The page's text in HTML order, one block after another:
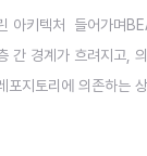
아키텍처 들어가며
간 경계가 흐려지고,
포지토리에 의존하는